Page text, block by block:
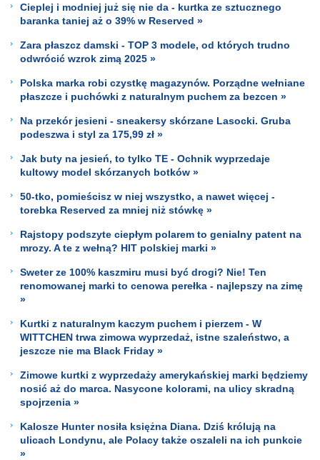
Cieplej i modniej już się nie da - kurtka ze sztucznego
baranka taniej aż o 39% w Reserved »
Zara płaszcz damski - TOP 3 modele, od których trudno
odwrócić wzrok zimą 2025 »
Polska marka robi czystkę magazynów. Porządne wełniane
płaszcze i puchówki z naturalnym puchem za bezcen »
Na przekór jesieni - sneakersy skórzane Lasocki. Gruba
podeszwa i styl za 175,99 zł »
Jak buty na jesień, to tylko TE - Ochnik wyprzedaje
kultowy model skórzanych botków »
50-tko, pomieścisz w niej wszystko, a nawet więcej -
torebka Reserved za mniej niż stówkę »
Rajstopy podszyte ciepłym polarem to genialny patent na
mrozy. A te z wełną? HIT polskiej marki »
Sweter ze 100% kaszmiru musi być drogi? Nie! Ten
renomowanej marki to cenowa perełka - najlepszy na zimę
»
Kurtki z naturalnym kaczym puchem i pierzem - W
WITTCHEN trwa zimowa wyprzedaż, istne szaleństwo, a
jeszcze nie ma Black Friday »
Zimowe kurtki z wyprzedaży amerykańskiej marki będziemy
nosić aż do marca. Nasycone kolorami, na ulicy skradną
spojrzenia »
Kalosze Hunter nosiła księżna Diana. Dziś królują na
ulicach Londynu, ale Polacy także oszaleli na ich punkcie
»